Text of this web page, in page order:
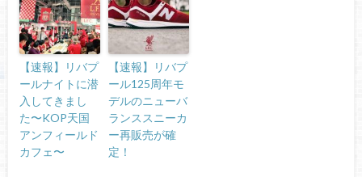
【速報】リバプ
ールナイトに潜
入してきまし
た〜KOP天国
アンフィールド
カフェ〜
【速報】リバプ
ール125周年モ
デルのニューバ
ランススニーカ
ー再販売が確
定！